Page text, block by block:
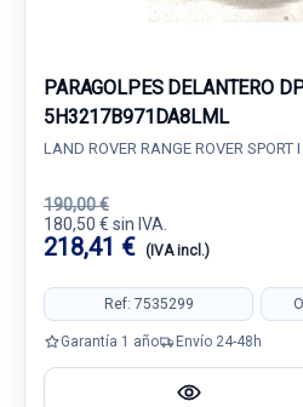
PARAGOLPES DELANTERO
5H3217B971DA8LML
LAND ROVER RANGE ROVER
190,00 €
180,50 € sin IVA.
218,41 € (IVA incl.)
Ref: 7535299
Garantía 1 año Envío 24-48h